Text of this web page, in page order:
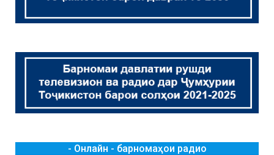
- Онлайн - барномаҳои радио